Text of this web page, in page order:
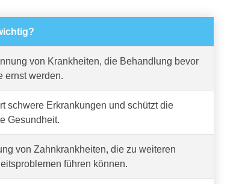
von Krankheiten, die Behandlung bevor
ernst werden.
schwere Erkrankungen und schützt die
Gesundheit.
von Zahnkrankheiten, die zu weiteren
führen können.